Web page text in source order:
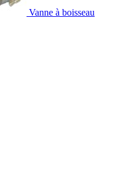
Vanne à boisseau